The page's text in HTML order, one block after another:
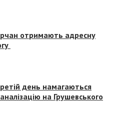
отримають адресну
день намагаються
на Грушевського